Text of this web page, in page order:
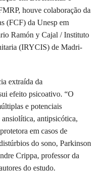
houve colaboração da
(FCF) da Unesp em
Ramón y Cajal / Instituto
(IRYCIS) de Madri-
extraída da
efeito psicoativo. “O
e potenciais
antipsicótica,
em casos de
do sono, Parkinson
Crippa, professor da
do estudo.